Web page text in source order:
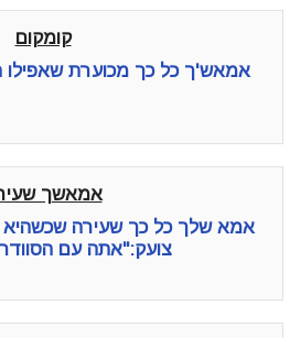
קומקום
אמאש'ך כל כך מכוערת שאפילו
אמאשך
אמא שלך כל כך שעירה שכשהיא
צועק:"אתה עם